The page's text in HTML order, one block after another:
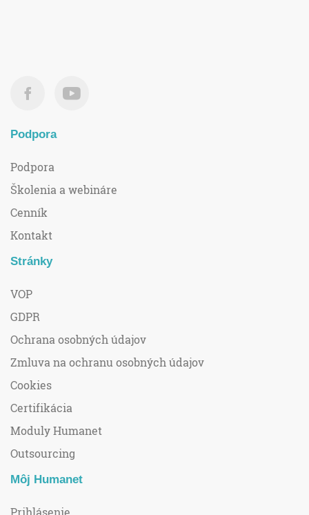
Podpora
Podpora
Školenia a webináre
Cenník
Kontakt
Stránky
VOP
GDPR
Ochrana osobných údajov
Zmluva na ochranu osobných údajov
Cookies
Certifikácia
Moduly Humanet
Outsourcing
Môj Humanet
Prihlásenie